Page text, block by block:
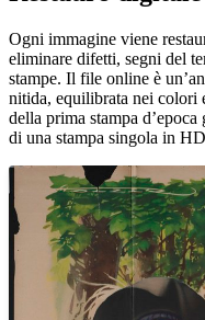
Ogni immagine viene
eliminare difetti, segni del
stampe. Il file online è
nitida, equilibrata nei colori
della prima stampa
di una stampa singola in